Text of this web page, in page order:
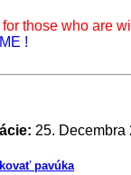
those who are
!
25. Decembra
pavúka